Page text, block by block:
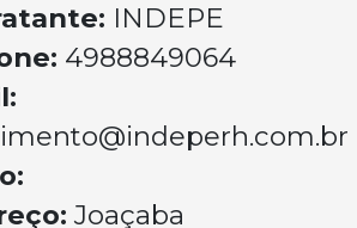
INDEPE
4988849064
Joaçaba